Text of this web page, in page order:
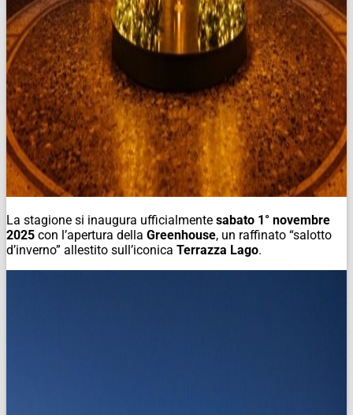
La stagione si inaugura ufficialmente sabato 1° novembre
2025 con l’apertura della Greenhouse, un raffinato “salotto
d’inverno” allestito sull’iconica Terrazza Lago.